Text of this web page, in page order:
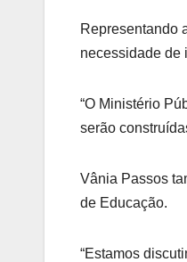
Representando
necessidade de
“O Ministério
serão
Vânia Passos
de Educação.
“Estamos